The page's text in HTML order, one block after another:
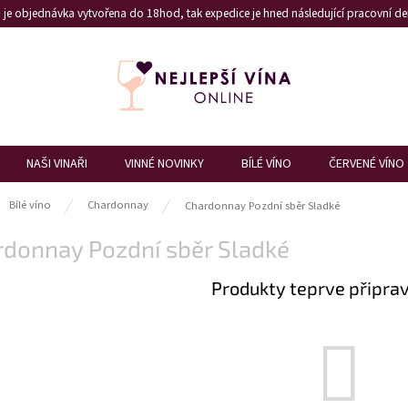
objednávka vytvořena do 18hod, tak expedice je hned následující pracovní
NAŠI VINAŘI VINNÉ NOVINKY BÍLÉ VÍNO ČERVENÉ VÍNO
Bílé víno Chardonnay Chardonnay Pozdní sběr Sladké
Pozdní sběr Sladké
Produkty teprve